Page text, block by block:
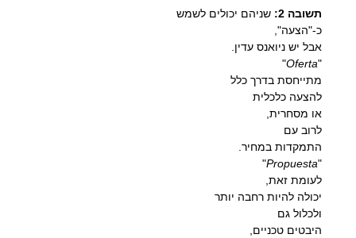
תשובה 2:
שניהם יכולים לשמש
כ-"הצעה",
אבל יש ניואנס עדין.
"
Oferta
"
מתייחסת בדרך כלל
להצעה כלכלית
או מסחרית,
לרוב עם
התמקדות במחיר.
"
Propuesta
"
לעומת זאת,
יכולה להיות רחבה יותר
ולכלול גם
היבטים טכניים,